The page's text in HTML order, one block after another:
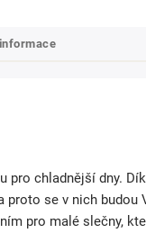
pro chladnější dny.
se v nich budou
pro malé slečny,